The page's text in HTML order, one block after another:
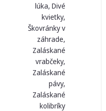
lúka, Divé
kvietky,
Škovránky v
záhrade,
Zaláskané
vrabčeky,
Zaláskané
pávy,
Zaláskané
kolibríky